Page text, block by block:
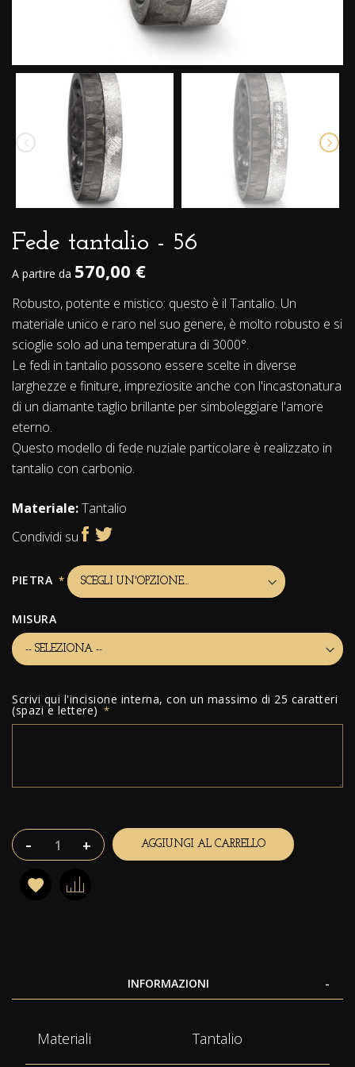
Fede tantalio - 56
A partire da 570,00 €
Robusto, potente e mistico: questo è il Tantalio. Un
materiale unico e raro nel suo genere, è molto robusto e si
scioglie solo ad una temperatura di 3000°.
Le fedi in tantalio possono essere scelte in diverse
larghezze e finiture, impreziosite anche con l'incastonatura
di un diamante taglio brillante per simboleggiare l'amore
eterno.
Questo modello di fede nuziale particolare è realizzato in
tantalio con carbonio.
Materiale:Tantalio
Condividi su
PIETRA
MISURA
Scrivi qui l'incisione interna, con un massimo di 25 caratteri
(spazi e lettere)
- + AGGIUNGI AL CARRELLO
INFORMAZIONI
Informazioni
Materiali Tantalio